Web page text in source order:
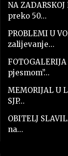
NA
preko 50…
PROBLEMI U
zalijevanje…
pjesmom”…
MEMORIJAL U
SJP…
OBITELJ
na…